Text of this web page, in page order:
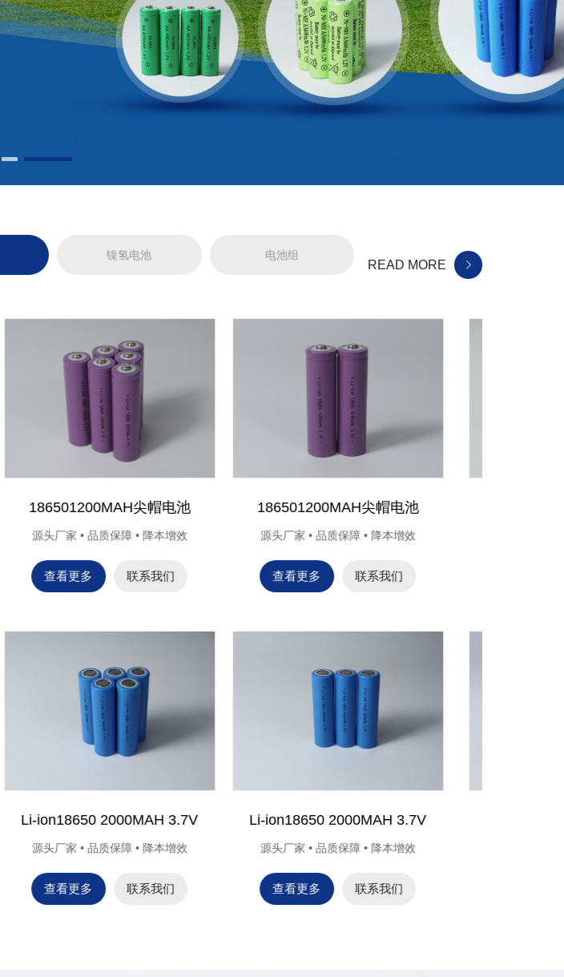
READ MORE
镍氢电池 电池组
Ni-CD AAA300mAh
源头厂家 • 品质保障 • 降本增效
查看更多 联系我们
Ni-CD AAA300mAh
源头厂家 • 品质保障 • 降本增效
查看更多 联系我们
Ni-CD AAA200MAH
源头厂家 • 品质保障 • 降本增效
查看更多 联系我们
Ni-CD AAA200MAH
源头厂家 • 品质保障 • 降本增效
查看更多 联系我们